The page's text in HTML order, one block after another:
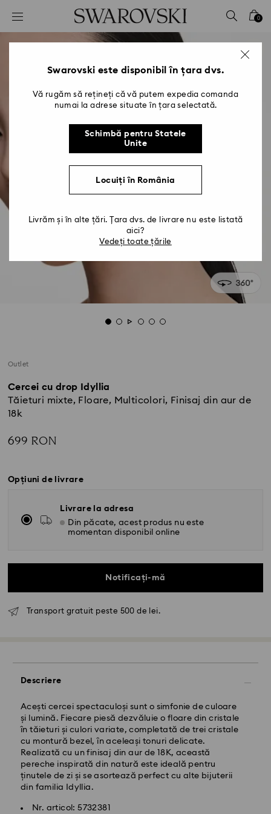
Accesskeys list
0 - Antet
2 - Subsol
0
Outlet
Cercei cu drop Idyllia
Tăieturi mixte, Floare, Multicolori, Finisaj din aur de
18k
699 RON
Opțiuni de livrare
Livrare la adresa
Din păcate, acest produs nu este
momentan disponibil online
Notificați-mă
Transport gratuit peste 500 de lei.
Descriere
Acești cercei spectaculoși sunt o simfonie de culoare
și lumină. Fiecare piesă dezvăluie o floare din cristale
în tăieturi și culori variate, completată de trei cristale
cu montură bezel, în aceleași tonuri delicate.
Realizată cu un finisaj din aur de 18K, această
pereche inspirată din natură este ideală pentru
ținutele de zi și se asortează perfect cu alte bijuterii
din familia Idyllia.
Nr. articol: 5732381
Livrare standard - GLS
Termen de livrare standard: 4 zile lucrătoare după
Costul de expediere standard: RON 30
Livrare standard gratuită peste: RON 500
Livrare expres - FedEx
Comenzile plasate de luni până vineri până la ora
14:30 CET vor fi procesate și expediate în aceeași zi
lucrătoare.
Swarovski este disponibil în țara dvs.
Vă rugăm să rețineți că vă putem expedia comanda
numai la adrese situate în țara selectată.
Schimbă pentru Statele
Unite
Locuiți în România
Livrăm și în alte țări. Țara dvs. de livrare nu este listată
aici?
Vedeți toate țările